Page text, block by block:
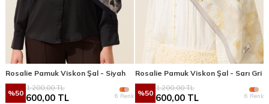
Rosalie Pamuk Viskon Şal - Siyah
%50
1.200,00TL
600,00 TL 6 Renk
Rosalie Pamuk Viskon Şal - Sarı Gri
%50
1.200,00TL
600,00 TL 6 Renk